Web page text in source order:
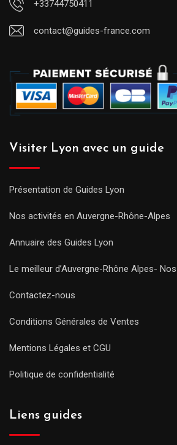
+33744750411
contact@guides-france.com
Visiter Lyon avec un guide
Présentation de Guides Lyon
Nos activités en Auvergne-Rhône-Alpes
Annuaire des Guides Lyon
Le meilleur d’Auvergne-Rhône Alpes-
Contactez-nous
Conditions Générales de Ventes
Mentions Légales et CGU
Politique de confidentialité
Liens guides